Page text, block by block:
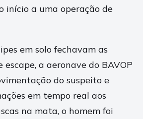
início a uma operação de
em solo fechavam as
escape, a aeronave do BAVOP
do suspeito e
em tempo real aos
na mata, o homem foi